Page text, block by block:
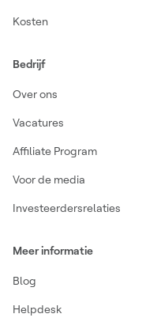
Kosten
Bedrijf
Over ons
Vacatures
Affiliate Program
Voor de media
Investeerdersrelaties
Meer informatie
Blog
Helpdesk